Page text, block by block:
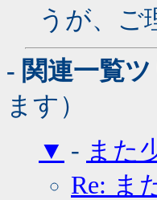
うが、ご
- 関連一覧
ます）
▼ - また
Re: ま